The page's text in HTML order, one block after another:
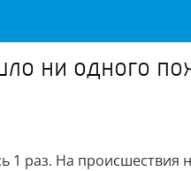
ни одного
1 раз. На происшествия